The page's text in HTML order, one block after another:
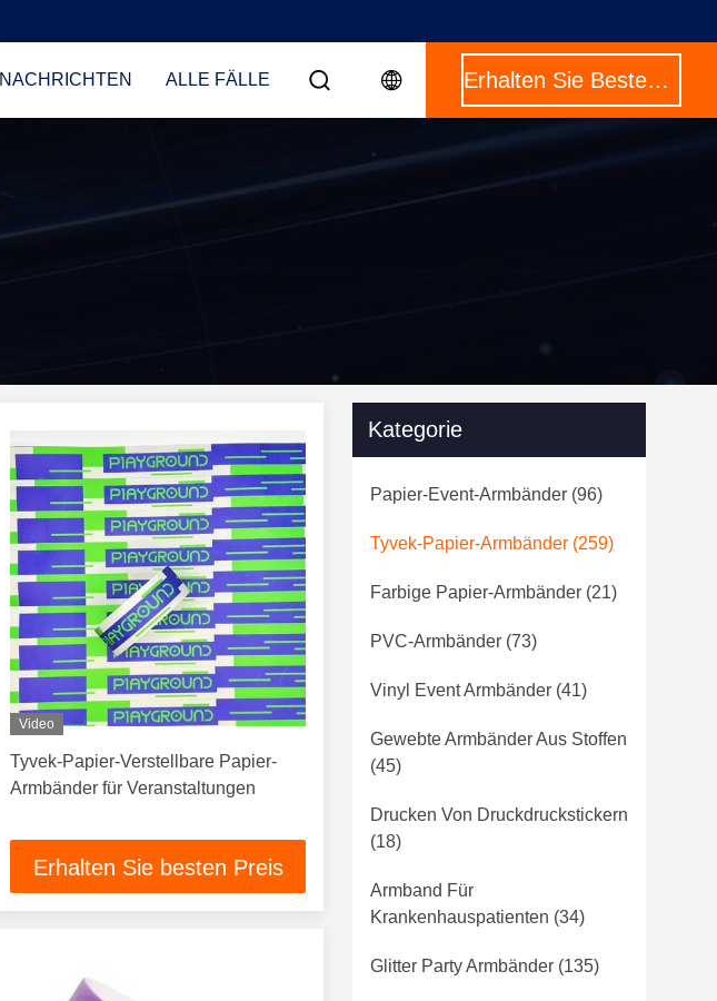
NACHRICHTEN ALLE FÄLLE Erhalten Sie Besten Preis
Video
Tyvek-Papier-Verstellbare Papier-
Armbänder für Veranstaltungen
Erhalten Sie besten Preis
Kategorie
Papier-Event-Armbänder (96)
Tyvek-Papier-Armbänder (259)
Farbige Papier-Armbänder (21)
PVC-Armbänder (73)
Vinyl Event Armbänder (41)
Gewebte Armbänder Aus Stoffen
(45)
Drucken Von Druckdruckstickern
(18)
Armband Für
Krankenhauspatienten (34)
Glitter Party Armbänder (135)